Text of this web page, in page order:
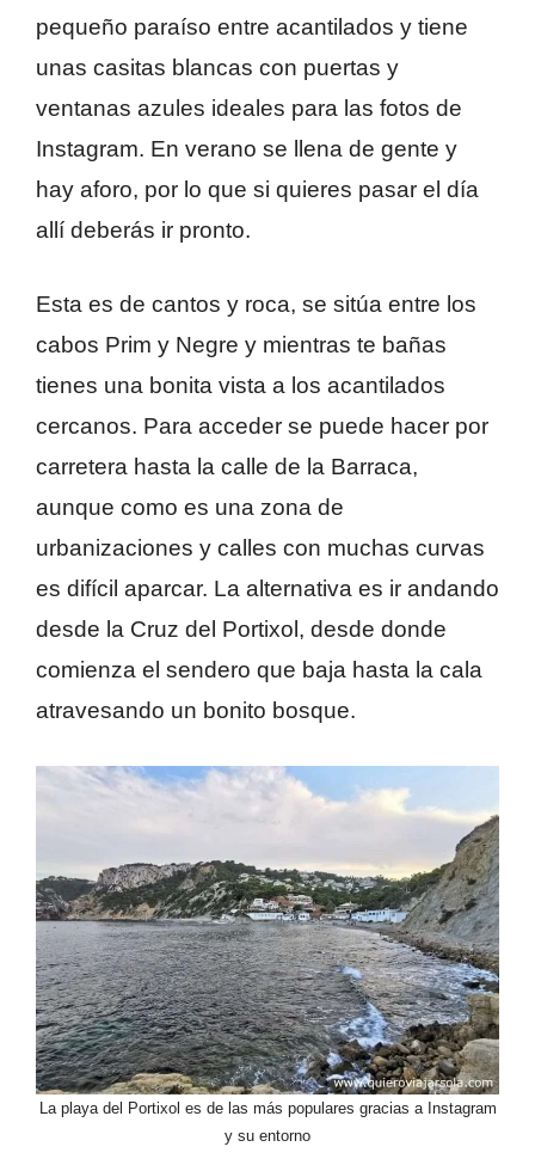
pequeño paraíso entre acantilados y tiene
unas casitas blancas con puertas y
ventanas azules ideales para las fotos de
Instagram. En verano se llena de gente y
hay aforo, por lo que si quieres pasar el día
allí deberás ir pronto.
Esta es de cantos y roca, se sitúa entre los
cabos Prim y Negre y mientras te bañas
tienes una bonita vista a los acantilados
cercanos. Para acceder se puede hacer por
carretera hasta la calle de la Barraca,
aunque como es una zona de
urbanizaciones y calles con muchas curvas
es difícil aparcar. La alternativa es ir andando
desde la Cruz del Portixol, desde donde
comienza el sendero que baja hasta la cala
atravesando un bonito bosque.
La playa del Portixol es de las más populares gracias a Instagram
y su entorno